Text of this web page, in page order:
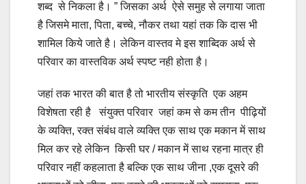
शब्द से निकला है। ” जिसका अर्थ ऐसे समुह से लगाया जाता
है जिसमे माता, पिता, बच्चे, नौकर तथा यहां तक कि दास भी
शामिल किये जाते है। लेकिन वास्तव मे इस शाब्दिक अर्थ से
परिवार का वास्तविक अर्थ स्पष्ट नही होता है।
जहां तक भारत की बात है तो भारतीय संस्कृति एक अहम
विशेषता रही है संयुक्त परिवार जहां कम से कम तीन पीढ़ियों
के व्यक्ति, रक्त संबंध वाले व्यक्ति एक साथ एक मकान में साथ
मिल कर रहे लेकिन किसी घर / मकान में साथ रहना मात्र ही
परिवार नहीं कहलाता है बल्कि एक साथ जीना ,एक दूसरे की